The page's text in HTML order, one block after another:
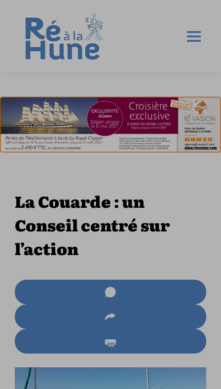
La Couarde : un
Conseil centré sur
l’action